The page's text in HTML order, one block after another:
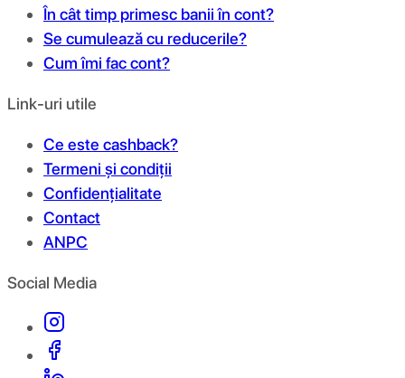
În cât timp primesc banii în cont?
Se cumulează cu reducerile?
Cum îmi fac cont?
Link-uri utile
Ce este cashback?
Termeni și condiții
Confidențialitate
Contact
ANPC
Social Media